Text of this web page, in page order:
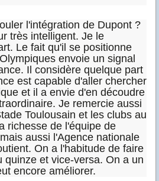
l'intégration de Dupont ?
très intelligent. Je le
Le fait qu'il se positionne
envoie un signal
Il considère quelque part
est capable d'aller chercher
et il a envie d'en découdre
Je remercie aussi
Toulousain et les clubs au
richesse de l'équipe de
aussi l'Agence nationale
On a l'habitude de faire
quinze et vice-versa. On a un
encore améliorer.